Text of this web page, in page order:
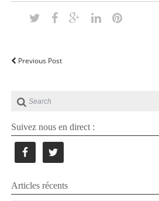
Previous Post
Suivez nous en direct :
Articles récents